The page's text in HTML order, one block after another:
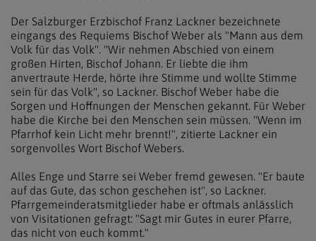
Der Salzburger Erzbischof Franz Lackner bezeichnete
eingangs des Requiems Bischof Weber als "Mann aus dem
Volk für das Volk". "Wir nehmen Abschied von einem
großen Hirten, Bischof Johann. Er liebte die ihm
anvertraute Herde, hörte ihre Stimme und wollte Stimme
sein für das Volk", so Lackner. Bischof Weber habe die
Sorgen und Hoffnungen der Menschen gekannt. Für Weber
habe die Kirche bei den Menschen sein müssen. "Wenn im
Pfarrhof kein Licht mehr brennt!", zitierte Lackner ein
sorgenvolles Wort Bischof Webers.
Alles Enge und Starre sei Weber fremd gewesen. "Er baute
auf das Gute, das schon geschehen ist", so Lackner.
Pfarrgemeinderatsmitglieder habe er oftmals anlässlich
von Visitationen gefragt: "Sagt mir Gutes in eurer Pfarre,
das nicht von euch kommt."